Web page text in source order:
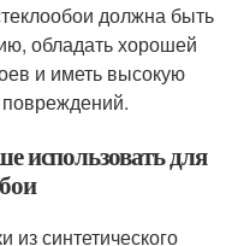
должна быть
обладать хорошей
и иметь высокую
использовать для
из синтетического